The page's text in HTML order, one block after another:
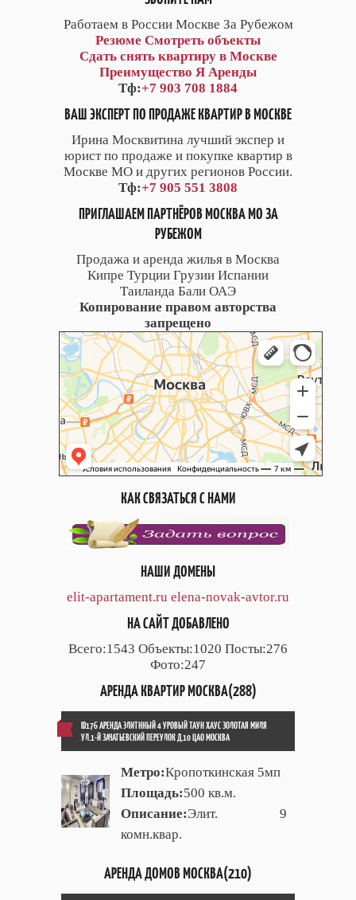
Работаем в России Москве За Рубежом
Резюме Смотреть объекты
Сдать снять квартиру в Москве
Преимущество Я Аренды
Тф:+7 903 708 1884
ВАШ ЭКСПЕРТ ПО ПРОДАЖЕ КВАРТИР В МОСКВЕ
Ирина Москвитина лучший экспер и
юрист по продаже и покупке квартир в
Москве МО и других регионов России.
Тф:+7 905 551 3808
ПРИГЛАШАЕМ ПАРТНЁРОВ МОСКВА МО ЗА
РУБЕЖОМ
Продажа и аренда жилья в Москва
Кипре Турции Грузии Испании
Таиланда Бали ОАЭ
Копирование правом авторства
запрещено
КАК СВЯЗАТЬСЯ С НАМИ
НАШИ ДОМЕНЫ
elit-apartament.ru elena-novak-avtor.ru
НА САЙТ ДОБАВЛЕНО
Всего:1543 Объекты:1020 Посты:276
Фото:247
АРЕНДА КВАРТИР МОСКВА(288)
ID176 АРЕНДА ЭЛИТННЫЙ 4 УРОВЫЙ ТАУН ХАУС ЗОЛОТАЯ МИЛЯ
УЛ.1-Й ЗАЧАТЬЕВСКИЙ ПЕРЕУЛОК Д.10 ЦАО МОСКВА
Метро:Кропоткинская 5мп
Площадь:500 кв.м.
Описание:Элит. 9
комн.квар.
АРЕНДА ДОМОВ МОСКВА(210)